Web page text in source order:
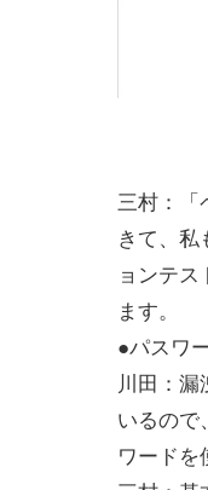
三村：「
きて、
ョンテ
ます。
●パスワ
川田：
いるので
ワードを